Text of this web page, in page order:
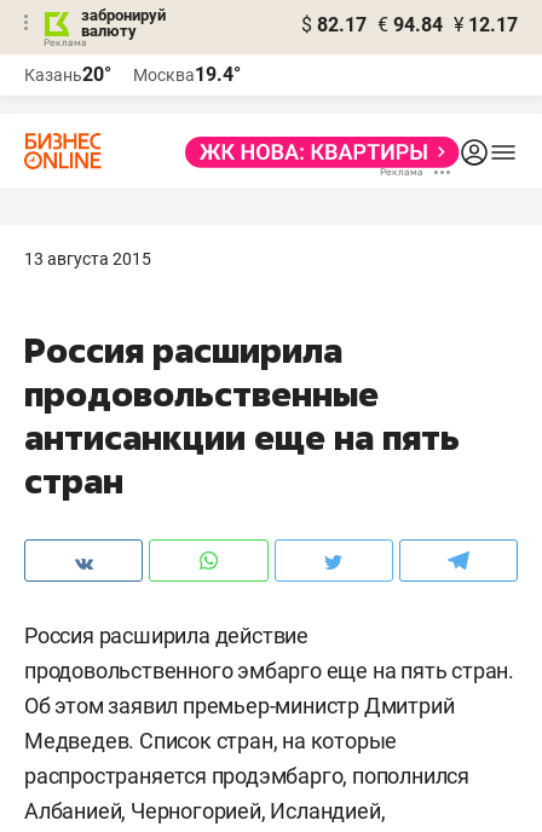
забронируй
валюту
$ 82.17 € 94.84 ¥ 12.17
Казань20° Москва19.4°
13 августа 2015
Россия расширила
продовольственные
антисанкции еще на пять
стран
Россия расширила действие
продовольственного эмбарго еще на пять стран.
Об этом заявил премьер-министр Дмитрий
Медведев. Список стран, на которые
распространяется продэмбарго, пополнился
Албанией, Черногорией, Исландией,